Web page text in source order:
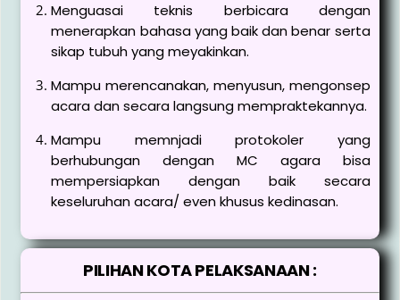
Menguasai teknis berbicara dengan
menerapkan bahasa yang baik dan benar serta
sikap tubuh yang meyakinkan.
Mampu merencanakan, menyusun, mengonsep
acara dan secara langsung mempraktekannya.
Mampu memnjadi protokoler yang
berhubungan dengan MC agara bisa
mempersiapkan dengan baik secara
keseluruhan acara/ even khusus kedinasan.
PILIHAN KOTA PELAKSANAAN :